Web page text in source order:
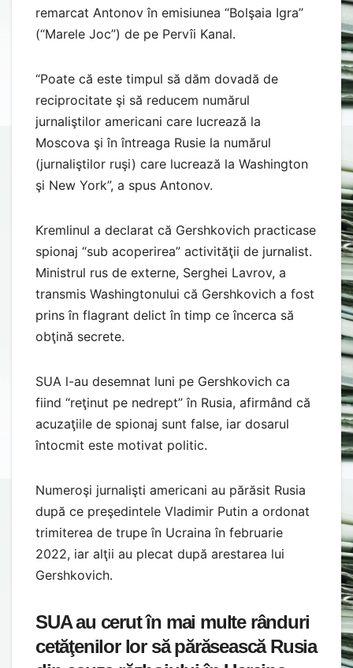
remarcat Antonov în emisiunea “Bolşaia Igra”
(“Marele Joc”) de pe Pervîi Kanal.
“Poate că este timpul să dăm dovadă de
reciprocitate şi să reducem numărul
jurnaliştilor americani care lucrează la
Moscova şi în întreaga Rusie la numărul
(jurnaliştilor ruşi) care lucrează la Washington
şi New York”, a spus Antonov.
Kremlinul a declarat că Gershkovich practicase
spionaj “sub acoperirea” activităţii de jurnalist.
Ministrul rus de externe, Serghei Lavrov, a
transmis Washingtonului că Gershkovich a fost
prins în flagrant delict în timp ce încerca să
obţină secrete.
SUA l-au desemnat luni pe Gershkovich ca
fiind “reţinut pe nedrept” în Rusia, afirmând că
acuzaţiile de spionaj sunt false, iar dosarul
întocmit este motivat politic.
Numeroşi jurnalişti americani au părăsit Rusia
după ce preşedintele Vladimir Putin a ordonat
trimiterea de trupe în Ucraina în februarie
2022, iar alţii au plecat după arestarea lui
Gershkovich.
SUA au cerut în mai multe rânduri
cetăţenilor lor să părăsească Rusia